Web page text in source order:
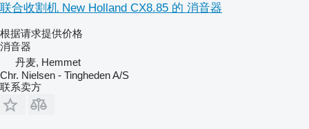
联合收割机 New Holland CX8.85 的 消音器
根据请求提供价格
消音器
丹麦, Hemmet
Chr. Nielsen - Tingheden A/S
联系卖方